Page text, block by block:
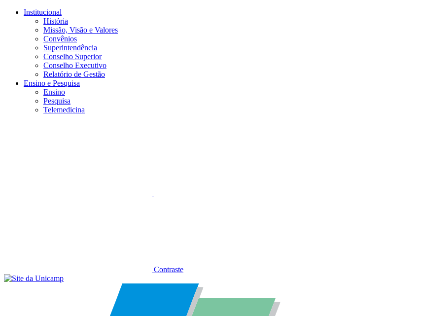
Conteúdo principal
Institucional
História
Missão, Visão e Valores
Convênios
Superintendência
Conselho Superior
Conselho Executivo
Relatório de Gestão
Ensino e Pesquisa
Ensino
Pesquisa
Telemedicina
Contraste